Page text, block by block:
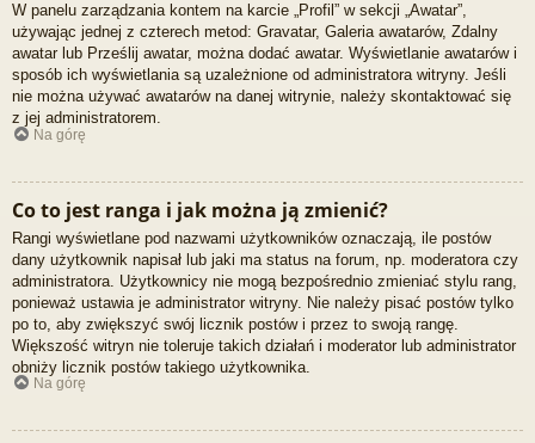
W panelu zarządzania kontem na karcie „Profil” w sekcji „Awatar”,
używając jednej z czterech metod: Gravatar, Galeria awatarów, Zdalny
awatar lub Prześlij awatar, można dodać awatar. Wyświetlanie awatarów i
sposób ich wyświetlania są uzależnione od administratora witryny. Jeśli
nie można używać awatarów na danej witrynie, należy skontaktować się
z jej administratorem.
Na górę
Co to jest ranga i jak można ją zmienić?
Rangi wyświetlane pod nazwami użytkowników oznaczają, ile postów
dany użytkownik napisał lub jaki ma status na forum, np. moderatora czy
administratora. Użytkownicy nie mogą bezpośrednio zmieniać stylu rang,
ponieważ ustawia je administrator witryny. Nie należy pisać postów tylko
po to, aby zwiększyć swój licznik postów i przez to swoją rangę.
Większość witryn nie toleruje takich działań i moderator lub administrator
obniży licznik postów takiego użytkownika.
Na górę